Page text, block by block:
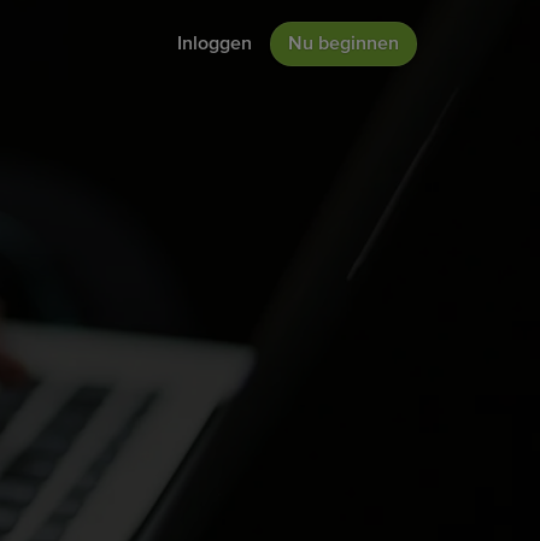
Inloggen Nu beginnen